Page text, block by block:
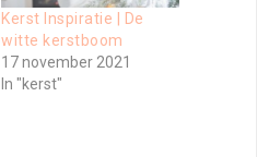
Kerst Inspiratie | De
witte kerstboom
17 november 2021
In "kerst"